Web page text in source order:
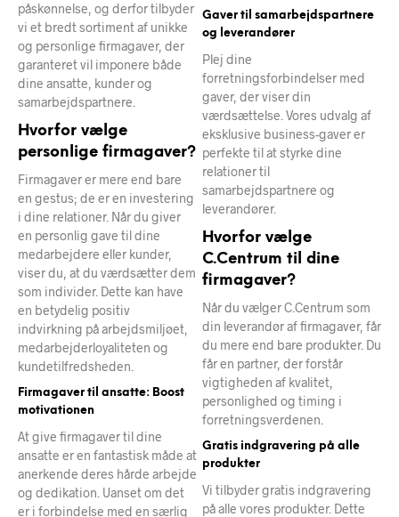
påskønnelse, og derfor tilbyder
vi et bredt sortiment af unikke
og personlige firmagaver, der
garanteret vil imponere både
dine ansatte, kunder og
samarbejdspartnere.
Hvorfor vælge
personlige firmagaver?
Firmagaver er mere end bare
en gestus; de er en investering
i dine relationer. Når du giver
en personlig gave til dine
medarbejdere eller kunder,
viser du, at du værdsætter dem
som individer. Dette kan have
en betydelig positiv
indvirkning på arbejdsmiljøet,
medarbejderloyaliteten og
kundetilfredsheden.
Firmagaver til ansatte: Boost
motivationen
At give firmagaver til dine
ansatte er en fantastisk måde at
anerkende deres hårde arbejde
og dedikation. Uanset om det
er i forbindelse med en særlig
Gaver til samarbejdspartnere
og leverandører
Plej dine
forretningsforbindelser med
gaver, der viser din
værdsættelse. Vores udvalg af
eksklusive business-gaver er
perfekte til at styrke dine
relationer til
samarbejdspartnere og
leverandører.
Hvorfor vælge
C.Centrum til dine
firmagaver?
Når du vælger C.Centrum som
din leverandør af firmagaver, får
du mere end bare produkter. Du
får en partner, der forstår
vigtigheden af kvalitet,
personlighed og timing i
forretningsverdenen.
Gratis indgravering på alle
produkter
Vi tilbyder gratis indgravering
på alle vores produkter. Dette